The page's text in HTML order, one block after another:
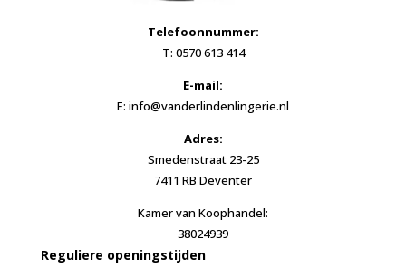
Telefoonnummer:
T: 0570 613 414
E-mail:
E: info@vanderlindenlingerie.nl
Adres:
Smedenstraat 23-25
7411 RB Deventer
Kamer van Koophandel:
38024939
Reguliere openingstijden